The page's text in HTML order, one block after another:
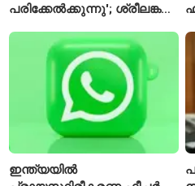
പരിക്കേൽക്കുന്നു'; ശ്രീലങ്കൻ
ടീമിനെ കുറിച്ച് മുൻതാരം
ഇന്ത്യയിൽ